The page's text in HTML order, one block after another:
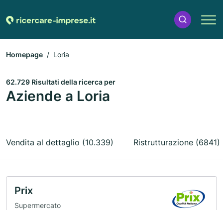
Homepage Loria
62.729 Risultati della ricerca per
Aziende a Loria
Vendita al dettaglio (10.339) Ristrutturazione (6841)
Prix
Supermercato